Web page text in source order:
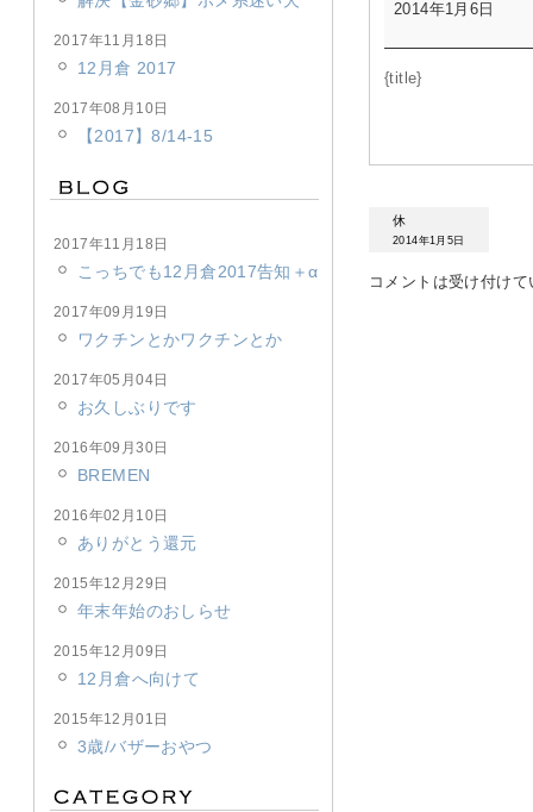
日2014年1月6日
{title}
休
2014年1月5日
コメントは受け付け
2017年11月18日
12月倉 2017
2017年08月10日
【2017】8/14-15
2017年11月18日
こっちでも12月倉2017告知＋α
2017年09月19日
ワクチンとかワクチンとか
2017年05月04日
お久しぶりです
2016年09月30日
BREMEN
2016年02月10日
ありがとう還元
2015年12月29日
年末年始のおしらせ
2015年12月09日
12月倉へ向けて
2015年12月01日
3歳/バザーおやつ